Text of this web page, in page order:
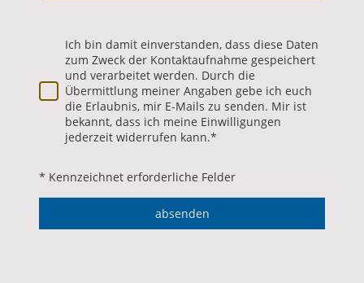
Ich bin damit einverstanden, dass diese Daten
zum Zweck der Kontaktaufnahme gespeichert
und verarbeitet werden. Durch die
Übermittlung meiner Angaben gebe ich euch
die Erlaubnis, mir E-Mails zu senden. Mir ist
bekannt, dass ich meine Einwilligungen
jederzeit widerrufen kann.*
* Kennzeichnet erforderliche Felder
absenden